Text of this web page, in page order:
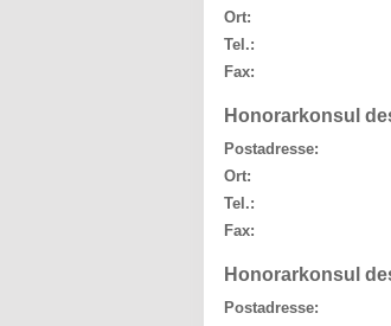
Ort:
Tel.:
Fax:
Honorarkonsul
Postadresse:
Ort:
Tel.:
Fax:
Honorarkonsul
Postadresse: